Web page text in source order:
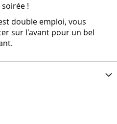
!
double emploi, vous
sur l'avant pour un bel